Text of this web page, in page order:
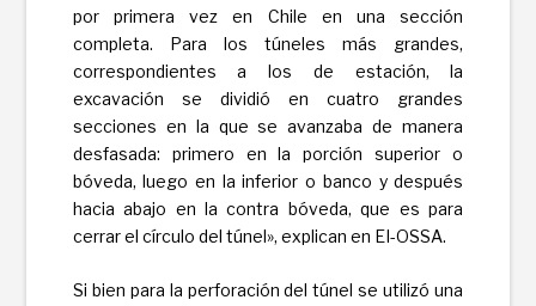
por primera vez en Chile en una sección
completa. Para los túneles más grandes,
correspondientes a los de estación, la
excavación se dividió en cuatro grandes
secciones en la que se avanzaba de manera
desfasada: primero en la porción superior o
bóveda, luego en la inferior o banco y después
hacia abajo en la contra bóveda, que es para
cerrar el círculo del túnel», explican en EI-OSSA.
Si bien para la perforación del túnel se utilizó una